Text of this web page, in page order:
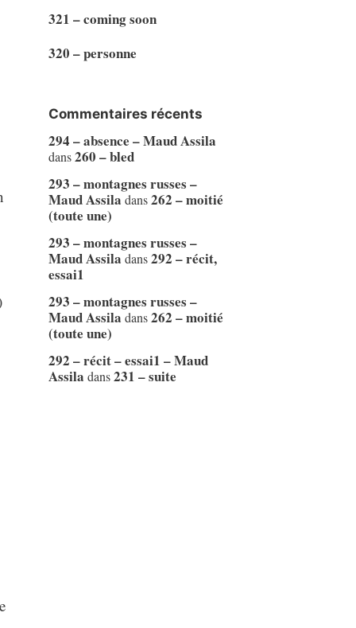
321 – coming soon
320 – personne
Commentaires récents
294 – absence – Maud Assila
dans260 – bled
293 – montagnes russes –
Maud Assila dans262 – moitié
(toute une)
293 – montagnes russes –
Maud Assila dans292 – récit,
essai1
293 – montagnes russes –
Maud Assila dans262 – moitié
(toute une)
292 – récit – essai1 – Maud
Assila dans231 – suite